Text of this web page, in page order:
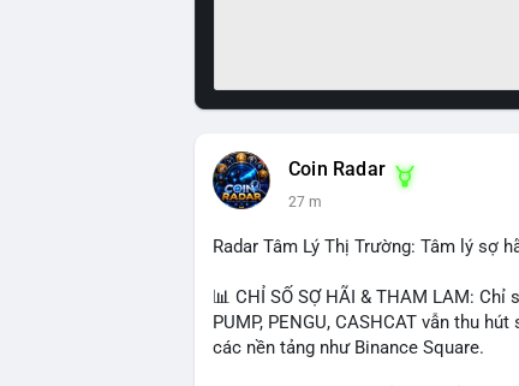
Coin Radar
27 m
Radar Tâm Lý Thị Trường: Tâm lý sợ
📊 CHỈ SỐ SỢ HÃI & THAM LAM:
PUMP, PENGU, CASHCAT vẫn thu
các nền tảng như Binance Square.